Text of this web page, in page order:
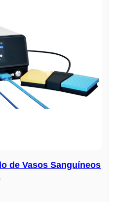
de Vasos Sanguíneos